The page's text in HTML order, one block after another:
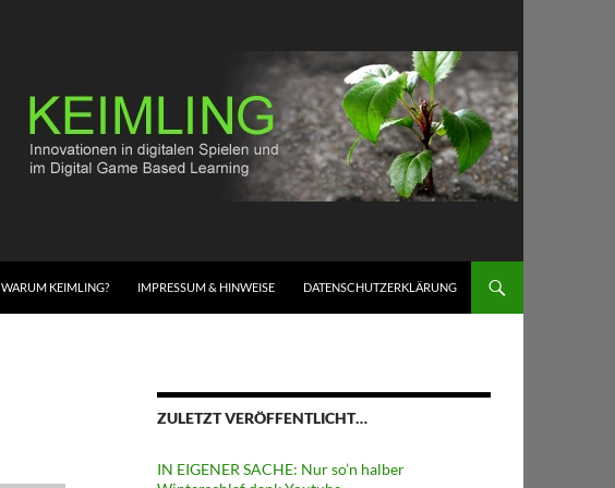
WARUM KEIMLING? IMPRESSUM & HINWEISE DATENSCHUTZERKLÄRUNG
ZULETZT VERÖFFENTLICHT…
IN EIGENER SACHE: Nur so’n halber